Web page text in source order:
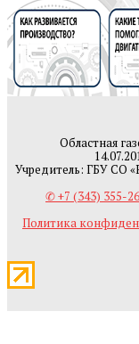
Областная
Учредитель: ГБУ СО
✆ +7 (343) 355-
Политика